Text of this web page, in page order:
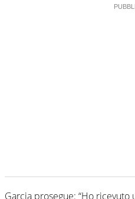
Garcia prosegue: “Ho ricevuto